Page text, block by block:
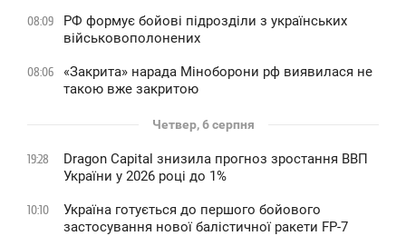
08:09
РФ формує бойові підрозділи з українських
військовополонених
08:06
«Закрита» нарада Міноборони рф виявилася не
такою вже закритою
Четвер, 6 серпня
19:28
Dragon Capital знизила прогноз зростання ВВП
України у 2026 році до 1%
10:10
Україна готується до першого бойового
застосування нової балістичної ракети FP-7